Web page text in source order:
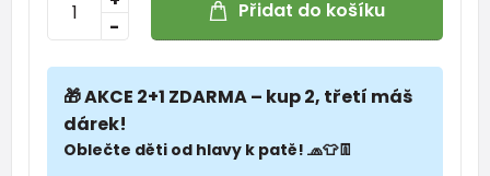
-
Přidat do košíku
🎁 AKCE 2+1 ZDARMA – kup 2, třetí máš
dárek!
Oblečte děti od hlavy k patě! 🧢👕👖